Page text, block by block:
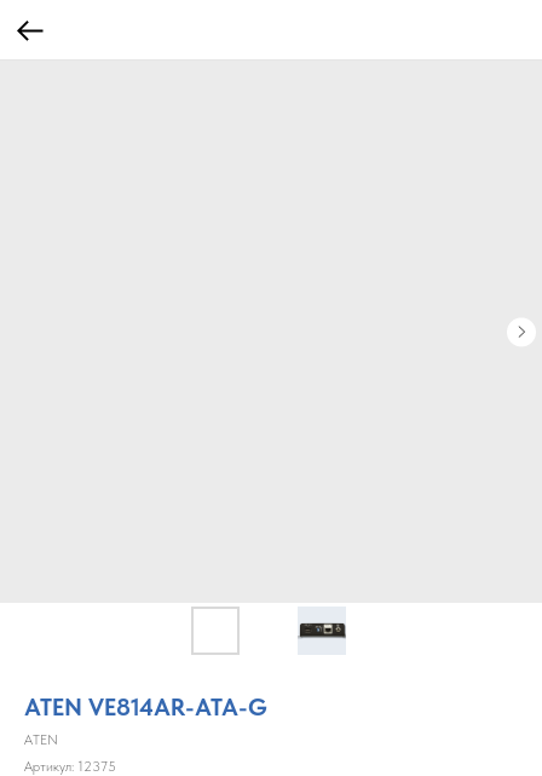
ATEN VE814AR-ATA-G
ATEN
Артикул: 12375